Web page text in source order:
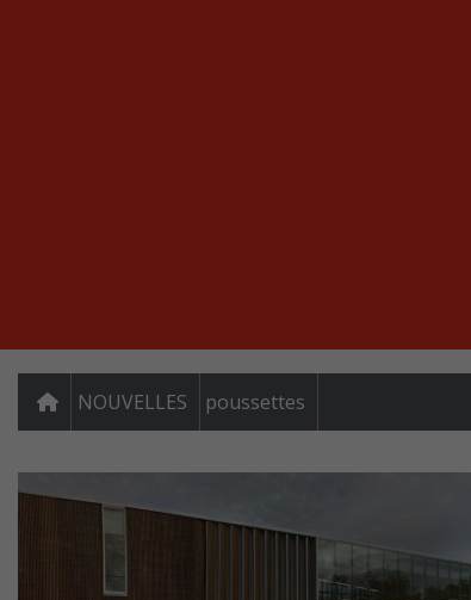
NOUVELLES poussettes